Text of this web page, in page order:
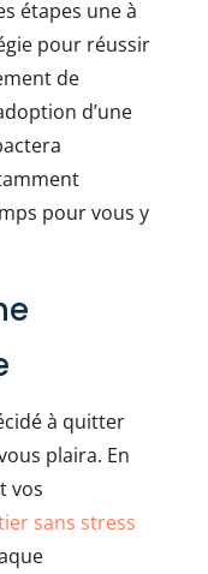
étapes une à
pour réussir
de
d’une
pour vous y
à quitter
plaira. En
vos
sans stress